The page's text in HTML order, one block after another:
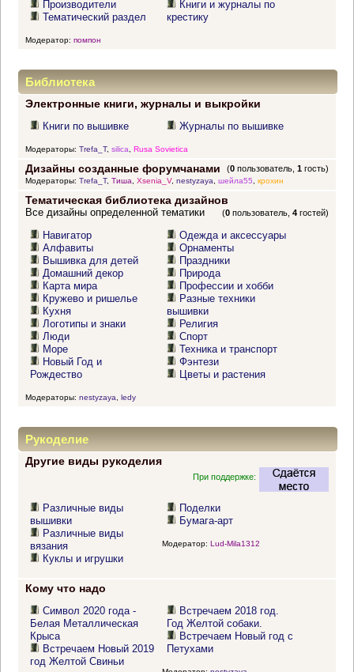
Производители
Тематический раздел
Книги и журналы по
крестику
Модератор: помпон
Библиотека
Электронные книги, журналы и выкройки
Книги по вышивке Журналы по вышивке
Модераторы: Trefa_T, silica Rusa Sovietica
Дизайны созданные форумчанами (0 пользователь,1 гость)
Модераторы: Trefa_T, Тиша, Xsenia_V, nestyzaya, шейла55, крохин
Тематическая библиотека дизайнов
(0 пользователь,4 гостей)
Все дизайны определенной тематики
Навигатор
Алфавиты
Вышивка для детей
Домашний декор
Карта мира
Кружево и ришелье
Кухня
Логотипы и знаки
Люди
Море
Новый Год и
Рождество
Одежда и аксессуары
Орнаменты
Праздники
Природа
Профессии и хобби
Разные техники
вышивки
Религия
Спорт
Техника и транспорт
Фэнтези
Цветы и растения
Модераторы: nestyzaya ledy
Рукоделие
Другие виды рукоделия
При поддержке:
Различные виды
вышивки
Различные виды
вязания
Куклы и игрушки
Поделки
Бумага-арт
Модератор: Lud-Mila1312
Кому что надо
Символ 2020 года -
Белая Металлическая
Крыса
Встречаем Новый 2019
год Желтой Свиньи
Встречаем 2018 год.
Год Желтой собаки.
Встречаем Новый год с
Петухами